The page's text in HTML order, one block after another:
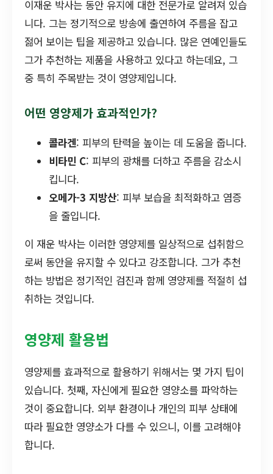
이재운 박사는 동안 유지에 대한 전문가로 알려져 있습
니다. 그는 정기적으로 방송에 출연하여 주름을 잡고
젊어 보이는 팁을 제공하고 있습니다. 많은 연예인들도
그가 추천하는 제품을 사용하고 있다고 하는데요, 그
중 특히 주목받는 것이 영양제입니다.
어떤 영양제가 효과적인가?
콜라겐: 피부의 탄력을 높이는 데 도움을 줍니다.
비타민 C: 피부의 광채를 더하고 주름을 감소시
킵니다.
오메가-3 지방산: 피부 보습을 최적화하고 염증
을 줄입니다.
이 재운 박사는 이러한 영양제를 일상적으로 섭취함으
로써 동안을 유지할 수 있다고 강조합니다. 그가 추천
하는 방법은 정기적인 검진과 함께 영양제를 적절히 섭
취하는 것입니다.
영양제 활용법
영양제를 효과적으로 활용하기 위해서는 몇 가지 팁이
있습니다. 첫째, 자신에게 필요한 영양소를 파악하는
것이 중요합니다. 외부 환경이나 개인의 피부 상태에
따라 필요한 영양소가 다를 수 있으니, 이를 고려해야
합니다.